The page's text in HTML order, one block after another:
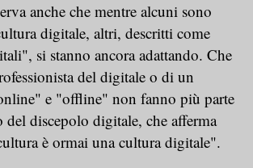
anche che mentre alcuni sono
digitale, altri, descritti come
si stanno ancora adattando. Che
del digitale o di un
e "offline" non fanno più parte
del discepolo digitale, che afferma
è ormai una cultura digitale".